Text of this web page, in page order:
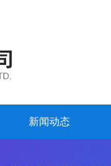
新闻动态